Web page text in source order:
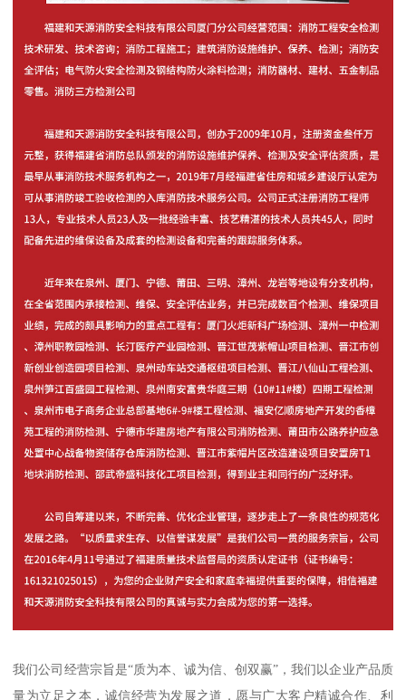
我们公司经营宗旨是“质为本、诚为信、创双赢”，我们以企业产品质
量为立足之本，诚信经营为发展之道，愿与广大客户精诚合作、利